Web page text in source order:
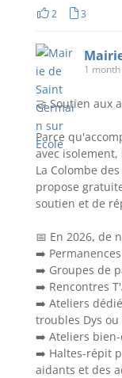
2 3
1
🤝 Soutien aux
Parce
avec
La Colombe
propose
soutien et de
📅 En 2026, de
➡️
➡️ Groupes de
➡️ Rencontres
➡️ Ateliers
troubles Dys ou
➡️ Ateliers
➡️ Haltes-répit
aidants et des